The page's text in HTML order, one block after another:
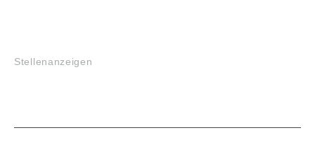
Stellenanzeigen